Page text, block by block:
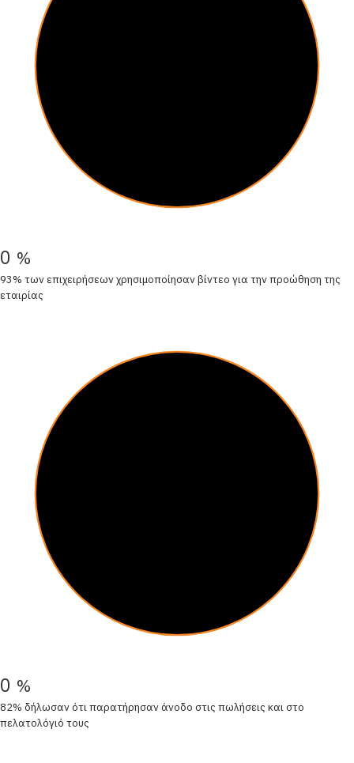
0 %
93% των επιχειρήσεων χρησιμοποίησαν βίντεο για την προώθηση της
εταιρίας
0 %
82% δήλωσαν ότι παρατήρησαν άνοδο στις πωλήσεις και στο
πελατολόγιό τους